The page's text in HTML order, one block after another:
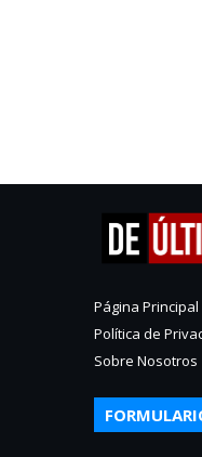
Página Principal
Política de
Sobre Nosotros